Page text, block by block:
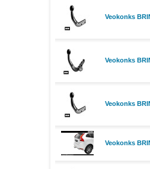
Veokonks
Veokonks
Veokonks
Veokonks